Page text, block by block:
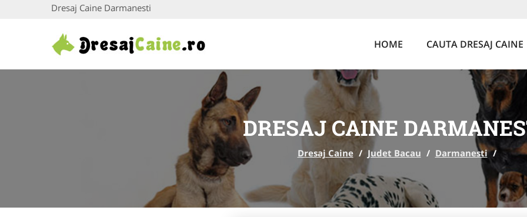
Dresaj Caine Darmanesti
HOME CAUTA DRESAJ CAINE
DRESAJ CAINE
Dresaj Caine / Judet Bacau / Darmanesti /